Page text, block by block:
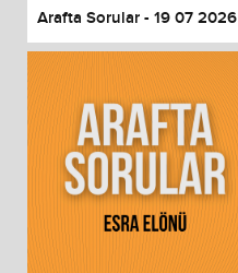
Arafta Sorular - 19 07 2026